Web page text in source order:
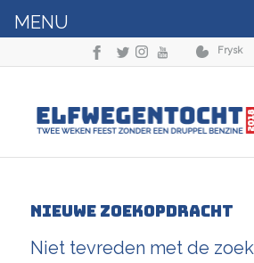
Frysk
Nieuwe zoekopdracht
Niet tevreden met de
MENU